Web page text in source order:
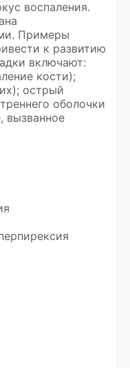
воспаления.
Примеры
к развитию
включают:
кости);
острый
оболочки
вызванное